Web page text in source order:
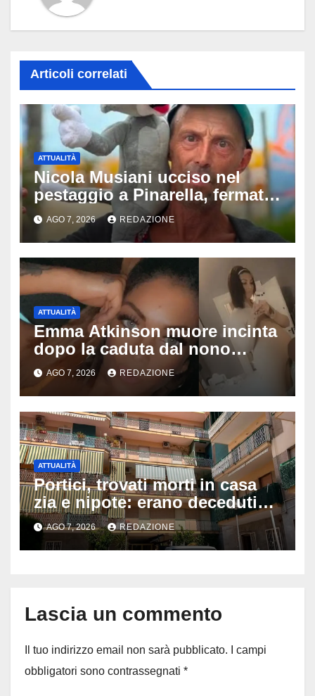
Articoli correlati
ATTUALITÀ
Nicola Musiani ucciso nel
pestaggio a Pinarella, fermati
quattro giovani: la svolta
dopo video, intercettazioni e
pedinamenti
AGO 7, 2026 REDAZIONE
ATTUALITÀ
Emma Atkinson muore incinta
dopo la caduta dal nono
piano: la figlia nasce 30 minuti
dopo e sta bene
AGO 7, 2026 REDAZIONE
ATTUALITÀ
Portici, trovati morti in casa
zia e nipote: erano deceduti
da giorni, il caldo tra le ipotesi
al vaglio
AGO 7, 2026 REDAZIONE
Lascia un commento
Il tuo indirizzo email non sarà pubblicato.
I campi
obbligatori sono contrassegnati *